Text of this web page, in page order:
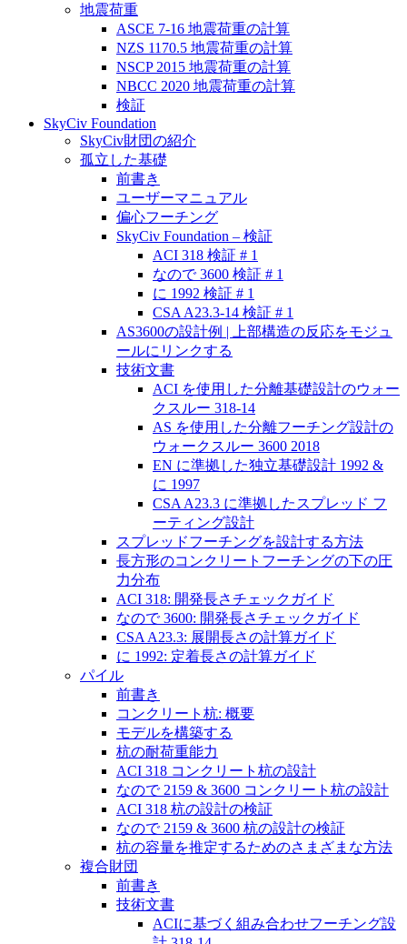
地震荷重
ASCE 7-16 地震荷重の計算
NZS 1170.5 地震荷重の計算
NSCP 2015 地震荷重の計算
NBCC 2020 地震荷重の計算
検証
SkyCiv Foundation
SkyCiv財団の紹介
孤立した基礎
前書き
ユーザーマニュアル
偏心フーチング
SkyCiv Foundation – 検証
ACI 318 検証 # 1
なので 3600 検証 # 1
に 1992 検証 # 1
CSA A23.3-14 検証 # 1
AS3600の設計例 | 上部構造の反応をモジュ
ールにリンクする
技術文書
ACI を使用した分離基礎設計のウォー
クスルー 318-14
AS を使用した分離フーチング設計の
ウォークスルー 3600 2018
EN に準拠した独立基礎設計 1992 &
に 1997
CSA A23.3 に準拠したスプレッド フ
ーティング設計
スプレッドフーチングを設計する方法
長方形のコンクリートフーチングの下の圧
力分布
ACI 318: 開発長さチェックガイド
なので 3600: 開発長さチェックガイド
CSA A23.3: 展開長さの計算ガイド
に 1992: 定着長さの計算ガイド
パイル
前書き
コンクリート杭: 概要
モデルを構築する
杭の耐荷重能力
ACI 318 コンクリート杭の設計
なので 2159 & 3600 コンクリート杭の設計
ACI 318 杭の設計の検証
なので 2159 & 3600 杭の設計の検証
杭の容量を推定するためのさまざまな方法
複合財団
前書き
技術文書
ACIに基づく組み合わせフーチング設